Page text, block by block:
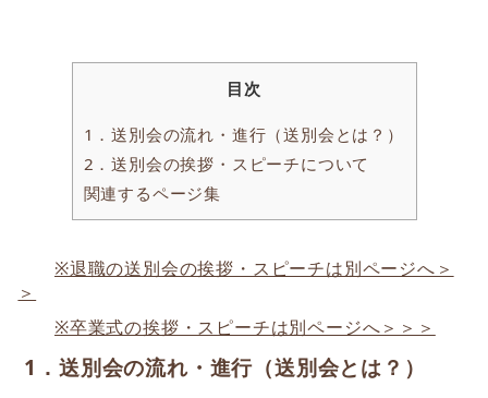
目次
1．送別会の流れ・進行（送別会とは？）
2．送別会の挨拶・スピーチについて
関連するページ集
※退職の送別会の挨拶・スピーチは別ページへ＞
＞
※卒業式の挨拶・スピーチは別ページへ＞＞＞
1．送別会の流れ・進行（送別会とは？）